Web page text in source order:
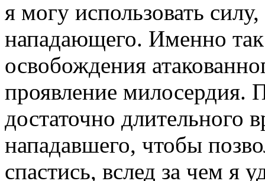
я могу использовать
нападающего. Именно
освобождения
проявление милосердия.
достаточно длительного
нападавшего, чтобы
спастись, вслед за чем я